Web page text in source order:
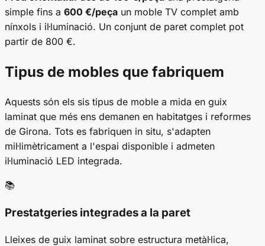
simple fins a 600 €/peça un moble TV complet amb
nínxols i il·luminació. Un conjunt de paret complet pot
partir de 800 €.
Tipus de mobles que fabriquem
Aquests són els sis tipus de moble a mida en guix
laminat que més ens demanen en habitatges i reformes
de Girona. Tots es fabriquen in situ, s'adapten
mil·limètricament a l'espai disponible i admeten
il·luminació LED integrada.
📚
Prestatgeries integrades a la paret
Lleixes de guix laminat sobre estructura metàl·lica,